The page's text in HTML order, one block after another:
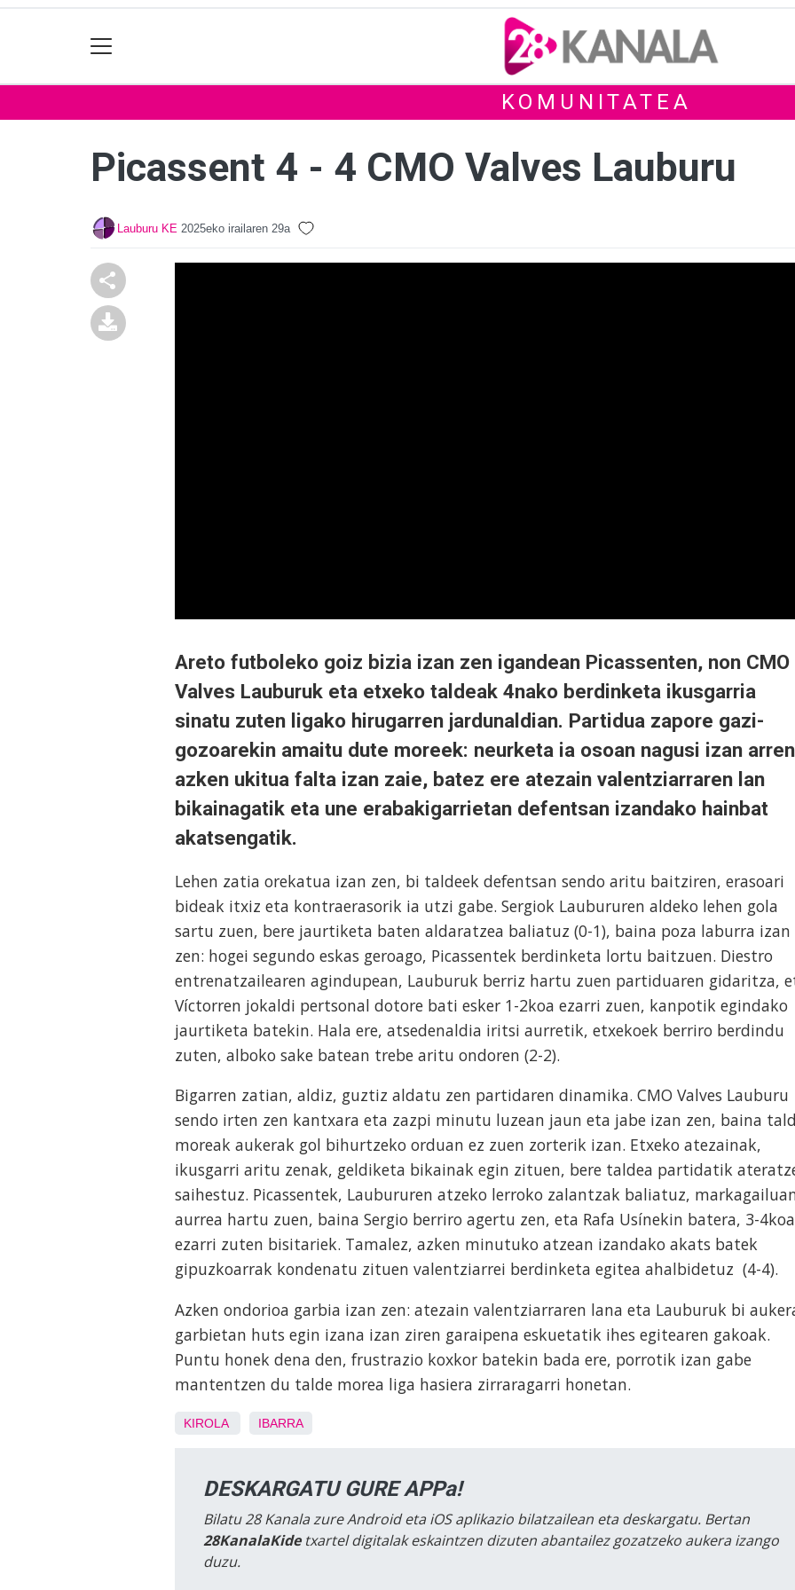
KOMUNITATEA
Picassent 4 - 4 CMO Valves Lauburu
Lauburu KE 2025eko irailaren 29a
Areto futboleko goiz bizia izan zen igandean Picassenten, non CMO
Valves Lauburuk eta etxeko taldeak 4nako berdinketa ikusgarria
sinatu zuten ligako hirugarren jardunaldian. Partidua zapore gazi-
gozoarekin amaitu dute moreek: neurketa ia osoan nagusi izan
azken ukitua falta izan zaie, batez ere atezain valentziarraren lan
bikainagatik eta une erabakigarrietan defentsan izandako hainbat
akatsengatik.
Lehen zatia orekatua izan zen, bi taldeek defentsan sendo aritu baitziren, erasoari
bideak itxiz eta kontraerasorik ia utzi gabe. Sergiok Laubururen aldeko lehen gola
sartu zuen, bere jaurtiketa baten aldaratzea baliatuz (0-1), baina poza laburra izan
zen: hogei segundo eskas geroago, Picassentek berdinketa lortu baitzuen. Diestro
entrenatzailearen agindupean, Lauburuk berriz hartu zuen partiduaren gidaritza,
Víctorren jokaldi pertsonal dotore bati esker 1-2koa ezarri zuen, kanpotik egindako
jaurtiketa batekin. Hala ere, atsedenaldia iritsi aurretik, etxekoek berriro berdindu
zuten, alboko sake batean trebe aritu ondoren (2-2).
Bigarren zatian, aldiz, guztiz aldatu zen partidaren dinamika. CMO Valves Lauburu
sendo irten zen kantxara eta zazpi minutu luzean jaun eta jabe izan zen, baina
moreak aukerak gol bihurtzeko orduan ez zuen zorterik izan. Etxeko atezainak,
ikusgarri aritu zenak, geldiketa bikainak egin zituen, bere taldea partidatik
saihestuz. Picassentek, Laubururen atzeko lerroko zalantzak baliatuz,
aurrea hartu zuen, baina Sergio berriro agertu zen, eta Rafa Usínekin batera, 3-4koa
ezarri zuten bisitariek. Tamalez, azken minutuko atzean izandako akats batek
gipuzkoarrak kondenatu zituen valentziarrei berdinketa egitea ahalbidetuz (4-4).
Azken ondorioa garbia izan zen: atezain valentziarraren lana eta Lauburuk bi
garbietan huts egin izana izan ziren garaipena eskuetatik ihes egitearen gakoak.
Puntu honek dena den, frustrazio koxkor batekin bada ere, porrotik izan gabe
mantentzen du talde morea liga hasiera zirraragarri honetan.
KIROLA IBARRA
DESKARGATU GURE APPa!
Bilatu 28 Kanala zure Android eta iOS aplikazio bilatzailean eta deskargatu. Bertan
28KanalaKidetxartel digitalak eskaintzen dizuten abantailez gozatzeko aukera izango
duzu.